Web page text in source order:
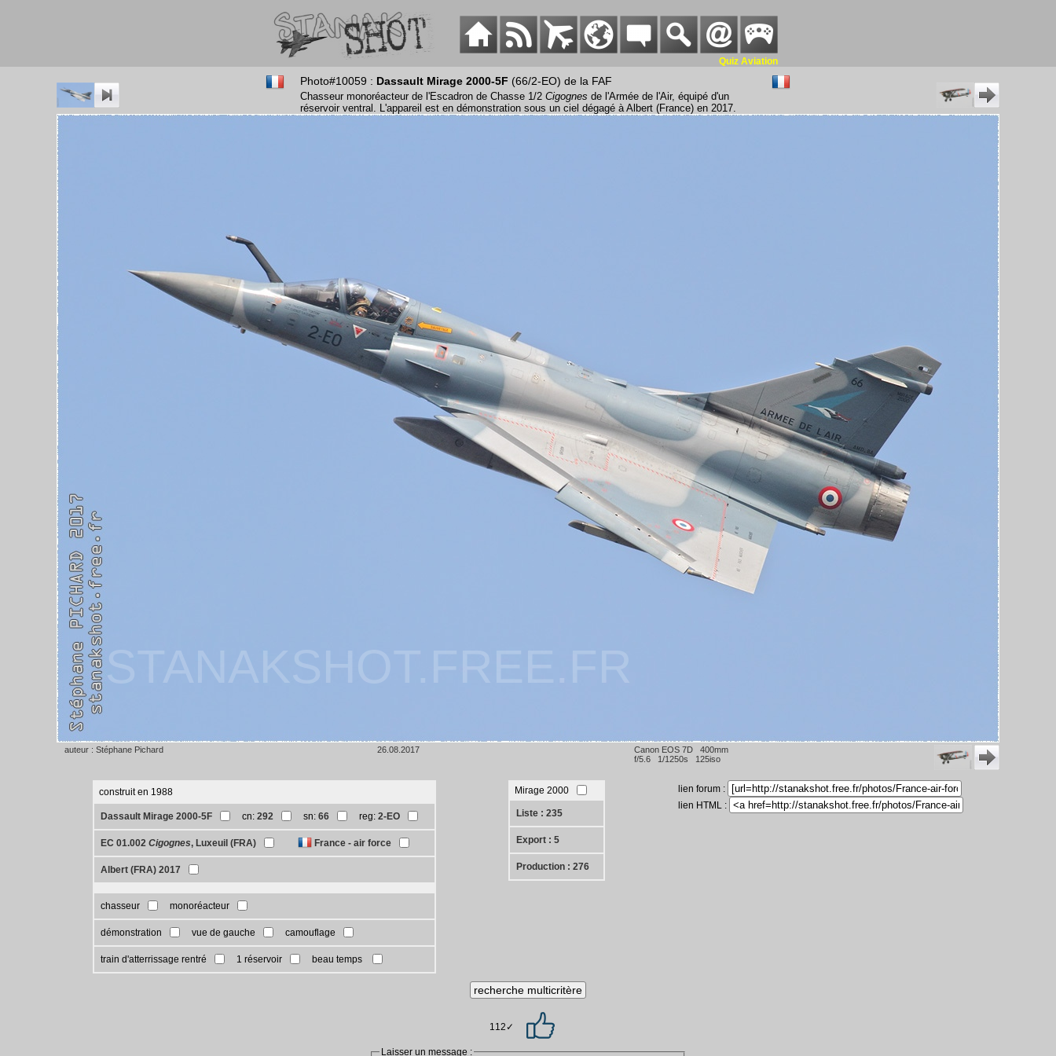
Quiz Aviation
Photo#10059 : Dassault Mirage 2000-5F (66/2-EO) de la FAF
Chasseur monoréacteur de l'Escadron de Chasse 1/2 Cigognes de l'Armée de l'Air, équipé d'un
réservoir ventral. L'appareil est en démonstration sous un ciel dégagé à Albert (France) en 2017.
STANAKSHOT.FREE.FR
auteur : Stéphane Pichard 26.08.2017
Canon EOS 7D 400mm
f/5.6 1/1250s 125iso
construit en 1988
Dassault Mirage 2000-5F cn:292 sn:66 reg:2-EO
EC 01.002Cigognes, Luxeuil (FRA) France - air force
Albert (FRA) 2017
chasseur monoréacteur
démonstration vue de gauche camouflage
train d'atterrissage rentré 1 réservoir beau temps
Mirage 2000
Liste : 235
Export : 5
Production : 276
lien forum :
lien HTML :
112✓
Laisser un message :